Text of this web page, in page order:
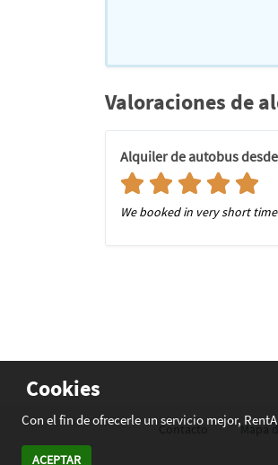
Valoraciones de
Alquiler de autobus
We booked in very short
Cookies
Con el fin de ofrecerle un servicio mejor,
ACEPTAR
Contacto Mapa